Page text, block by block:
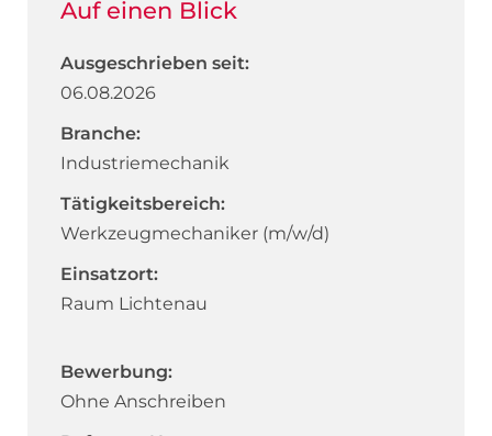
Auf einen Blick
Ausgeschrieben seit:
06.08.2026
Branche:
Industriemechanik
Tätigkeitsbereich:
Werkzeugmechaniker (m/w/d)
Einsatzort:
Raum Lichtenau
Bewerbung:
Ohne Anschreiben